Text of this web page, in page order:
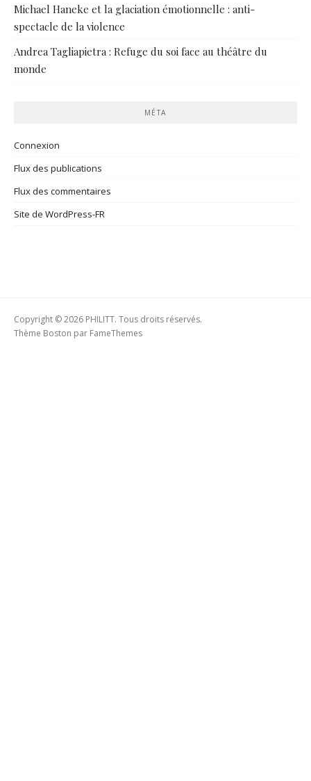
Michael Haneke et la glaciation émotionnelle : anti-
spectacle de la violence
Andrea Tagliapietra : Refuge du soi face au théâtre du
monde
MÉTA
Connexion
Flux des publications
Flux des commentaires
Site de WordPress-FR
Copyright © 2026 PHILITT. Tous droits réservés.
Thème Boston par FameThemes